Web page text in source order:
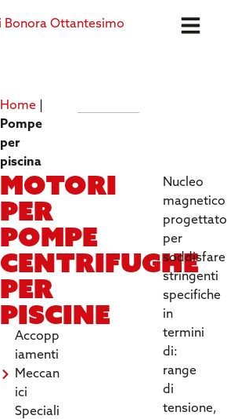
Home
Pompe
per
piscina
Motori
per
pompe
centrifughe
per
piscine
Accopp
iamenti
Meccan
ici
Speciali
Nucleo
magnetico
progettato
per
soddisfare
stringenti
specifiche
in
termini
di:
range
di
tensione,